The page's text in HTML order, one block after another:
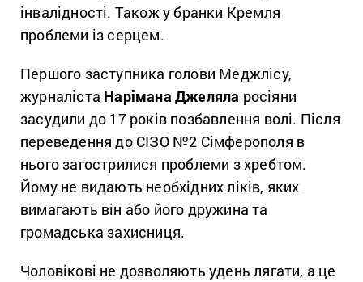
інвалідності. Також у бранки Кремля
проблеми із серцем.
Першого заступника голови Меджлісу,
журналіста Нарімана Джеляла росіяни
засудили до 17 років позбавлення волі. Після
переведення до СІЗО №2 Сімферополя в
нього загострилися проблеми з хребтом.
Йому не видають необхідних ліків, яких
вимагають він або його дружина та
громадська захисниця.
Чоловікові не дозволяють удень лягати, а це